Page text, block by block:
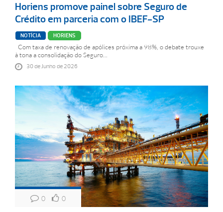
Horiens promove painel sobre Seguro de
Crédito em parceria com o IBEF-SP
NOTÍCIA HORIENS
Com taxa de renovação de apólices próxima a 98%, o debate trouxe
à tona a consolidação do Seguro...
30 de Junho de 2026
0 0